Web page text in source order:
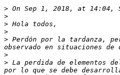
> On Sep 1, 2018, at 14:04,
>
>
>
> Perdón por la tardanza,
>
> La perdida de elementos
por lo que se debe